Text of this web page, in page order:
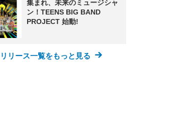
集まれ、未来のミュージシャ
ン！TEENS BIG BAND
PROJECT 始動!
リリース一覧をもっと見る